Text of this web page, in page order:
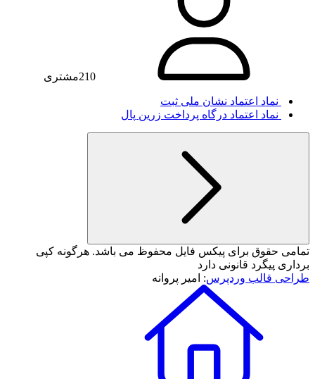
210مشتری
نماد اعتماد نشان ملی ثبت
نماد اعتماد درگاه پرداخت زرین پال
تمامی حقوق برای پیکس فایل محفوظ می باشد. هرگونه کپی
برداری پیگرد قانونی دارد
طراحی قالب وردپرس: امیر پروانه